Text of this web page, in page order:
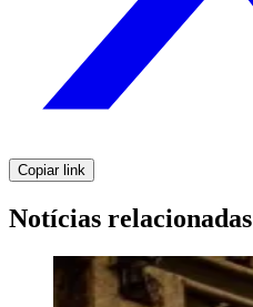
Copiar link
Notícias relacionadas